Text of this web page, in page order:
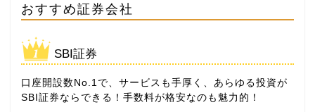
おすすめ証券会社
SBI証券
口座開設数No.1で、サービスも手厚く、あらゆる投資が
SBI証券ならできる！手数料が格安なのも魅力的！
株式投資